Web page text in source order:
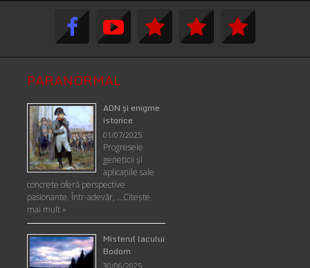
PARANORMAL
ADN şi enigme
istorice
01/07/2025
Progresele
geneticii şi
aplicaţiile sale
concrete oferă perspective
pasionante. Într-adevăr, …Citește
mai mult »
Misterul lacului
Bodom
30/06/2025